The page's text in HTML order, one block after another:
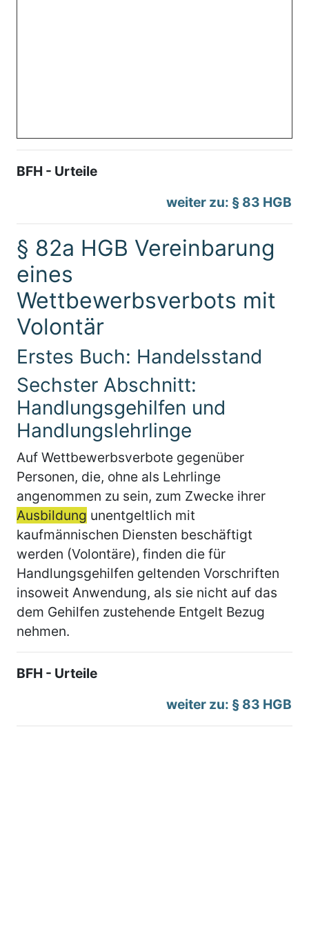
BFH - Urteile
weiter zu: § 83 HGB
§ 82a HGB Vereinbarung
eines
Wettbewerbsverbots mit
Volontär
Erstes Buch: Handelsstand
Sechster Abschnitt:
Handlungsgehilfen und
Handlungslehrlinge
Auf Wettbewerbsverbote gegenüber
Personen, die, ohne als Lehrlinge
angenommen zu sein, zum Zwecke ihrer
Ausbildung unentgeltlich mit
kaufmännischen Diensten beschäftigt
werden (Volontäre), finden die für
Handlungsgehilfen geltenden Vorschriften
insoweit Anwendung, als sie nicht auf das
dem Gehilfen zustehende Entgelt Bezug
nehmen.
BFH - Urteile
weiter zu: § 83 HGB